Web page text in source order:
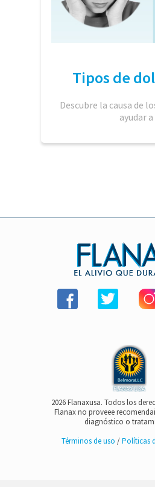
Tipos de
Descubre la causa de
ayudar
2026 Flanaxusa. Todos los
Flanax no proveee
diagnóstico o
Términos de uso /Políticas